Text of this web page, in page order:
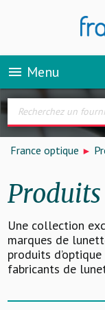
menu Menu
France optique
Produits
Une collection
marques de
produits
fabricants de